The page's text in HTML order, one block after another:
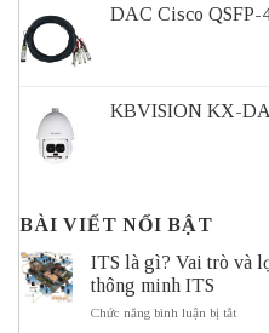
DAC Cisco
KBVISION KX-
BÀI VIẾT NỔI BẬT
ITS là gì? Vai trò và
thông minh ITS
Chức năng bình luận bị tắtở